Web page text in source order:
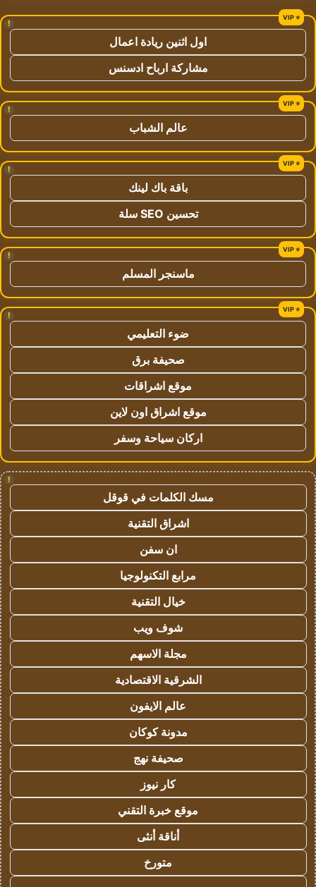
!
اول اثنين ريادة اعمال
مشاركة ارباح ادسنس
!
عالم الشباب
!
باقة باك لينك
تحسين SEO سلة
!
ماسنجر المسلم
!
ضوء التعليمي
صحيفة برق
موقع اشراقات
موقع اشراق اون لاين
اركان سياحة وسفر
!
مسك الكلمات في قوقل
اشراق التقنية
ان سفن
مرابع التكنولوجيا
خيال التقنية
شوف ويب
مجلة الاسهم
الشرقية الاقتصادية
عالم الايفون
مدونة كوكان
صحيفة نهج
كار نيوز
موقع خبرة التقني
أناقة أنثى
متورخ